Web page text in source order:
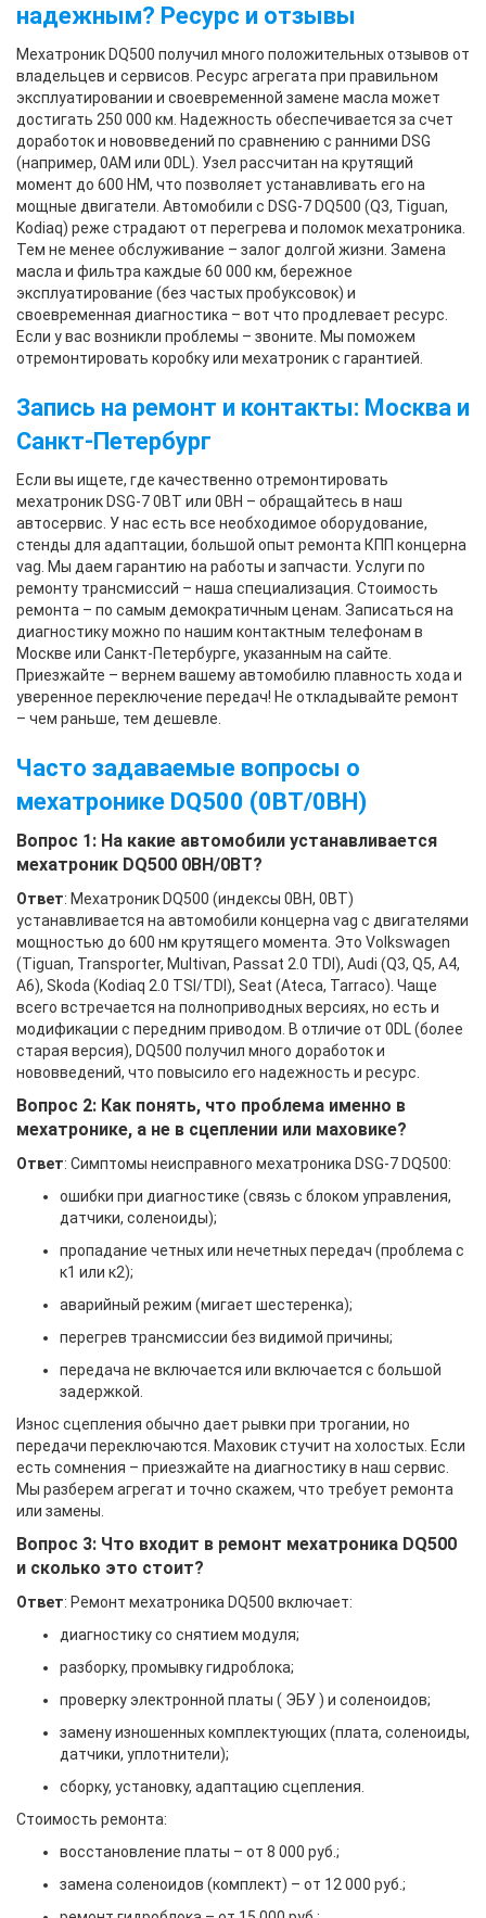
надежным? Ресурс и отзывы
Мехатроник DQ500 получил много положительных отзывов от
владельцев и сервисов. Ресурс агрегата при правильном
эксплуатировании и своевременной замене масла может
достигать 250 000 км. Надежность обеспечивается за счет
доработок и нововведений по сравнению с ранними DSG
(например, 0AM или 0DL). Узел рассчитан на крутящий
момент до 600 HM, что позволяет устанавливать его на
мощные двигатели. Автомобили с DSG-7 DQ500 (Q3, Tiguan,
Kodiaq) реже страдают от перегрева и поломок мехатроника.
Тем не менее обслуживание – залог долгой жизни. Замена
масла и фильтра каждые 60 000 км, бережное
эксплуатирование (без частых пробуксовок) и
своевременная диагностика – вот что продлевает ресурс.
Если у вас возникли проблемы – звоните. Мы поможем
отремонтировать коробку или мехатроник с гарантией.
Запись на ремонт и контакты: Москва и
Санкт-Петербург
Если вы ищете, где качественно отремонтировать
мехатроник DSG-7 0BT или 0BH – обращайтесь в наш
автосервис. У нас есть все необходимое оборудование,
стенды для адаптации, большой опыт ремонта КПП концерна
vag. Мы даем гарантию на работы и запчасти. Услуги по
ремонту трансмиссий – наша специализация. Стоимость
ремонта – по самым демократичным ценам. Записаться на
диагностику можно по нашим контактным телефонам в
Москве или Санкт-Петербурге, указанным на сайте.
Приезжайте – вернем вашему автомобилю плавность хода и
уверенное переключение передач! Не откладывайте ремонт
– чем раньше, тем дешевле.
Часто задаваемые вопросы о
мехатронике DQ500 (0BT/0BH)
Вопрос 1: На какие автомобили устанавливается
мехатроник DQ500 0BH/0BT?
Ответ: Мехатроник DQ500 (индексы 0BH, 0BT)
устанавливается на автомобили концерна vag с двигателями
мощностью до 600 нм крутящего момента. Это Volkswagen
(Tiguan, Transporter, Multivan, Passat 2.0 TDI), Audi (Q3, Q5, A4,
A6), Skoda (Kodiaq 2.0 TSI/TDI), Seat (Ateca, Tarraco). Чаще
всего встречается на полноприводных версиях, но есть и
модификации с передним приводом. В отличие от 0DL (более
старая версия), DQ500 получил много доработок и
нововведений, что повысило его надежность и ресурс.
Вопрос 2: Как понять, что проблема именно в
мехатронике, а не в сцеплении или маховике?
Ответ: Симптомы неисправного мехатроника DSG-7 DQ500:
ошибки при диагностике (связь с блоком управления,
датчики, соленоиды);
пропадание четных или нечетных передач (проблема с
к1 или к2);
аварийный режим (мигает шестеренка);
перегрев трансмиссии без видимой причины;
передача не включается или включается с большой
задержкой.
Износ сцепления обычно дает рывки при трогании, но
передачи переключаются. Маховик стучит на холостых. Если
есть сомнения – приезжайте на диагностику в наш сервис.
Мы разберем агрегат и точно скажем, что требует ремонта
или замены.
Вопрос 3: Что входит в ремонт мехатроника DQ500
и сколько это стоит?
Ответ: Ремонт мехатроника DQ500 включает:
диагностику со снятием модуля;
разборку, промывку гидроблока;
проверку электронной платы ( ЭБУ ) и соленоидов;
замену изношенных комплектующих (плата, соленоиды,
датчики, уплотнители);
сборку, установку, адаптацию сцепления.
Стоимость ремонта:
восстановление платы – от 8 000 руб.;
замена соленоидов (комплект) – от 12 000 руб.;